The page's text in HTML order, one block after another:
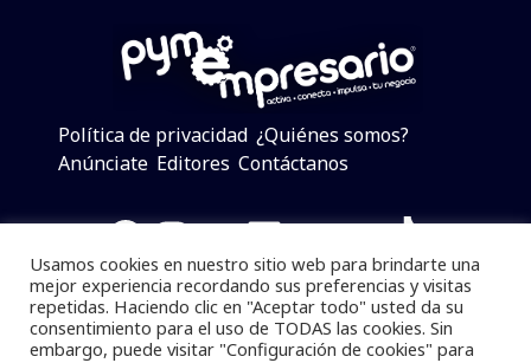
Política de privacidad ¿Quiénes somos?
Anúnciate Editores Contáctanos
Facebook
Instagram
Twitter
LinkedIn
Telegram
YouTube
TikTok
Pymempresario © 2025 Todos los derechos reservados.
Usamos cookies en nuestro sitio web para brindarte una
mejor experiencia recordando sus preferencias y visitas
repetidas. Haciendo clic en "Aceptar todo" usted da su
consentimiento para el uso de TODAS las cookies. Sin
embargo, puede visitar "Configuración de cookies" para